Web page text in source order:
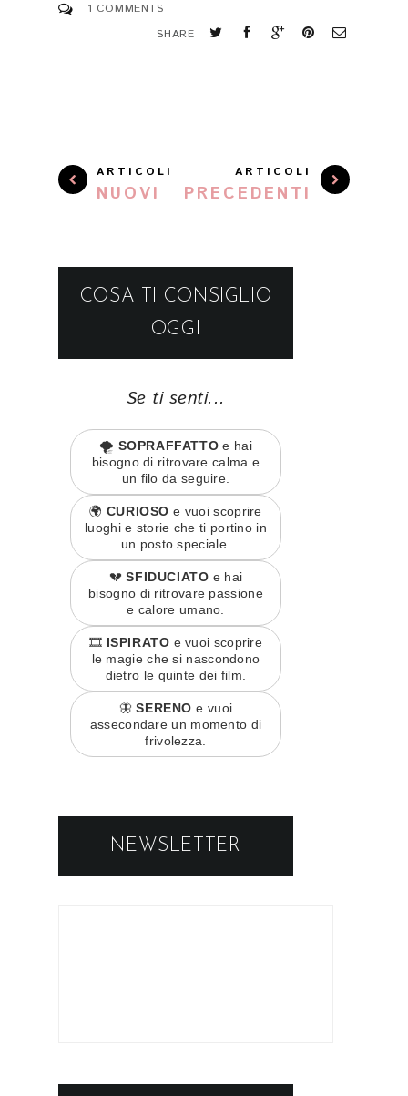
1 COMMENTS
SHARE
ARTICOLI
NUOVI
ARTICOLI
PRECEDENTI
COSA TI CONSIGLIO
OGGI
Se ti senti...
🌪️ SOPRAFFATTO e hai
bisogno di ritrovare calma e
un filo da seguire.
🌍 CURIOSO e vuoi scoprire
luoghi e storie che ti portino in
un posto speciale.
💔SFIDUCIATO e hai
bisogno di ritrovare passione
e calore umano.
🎞️ ISPIRATO e vuoi scoprire
le magie che si nascondono
dietro le quinte dei film.
🦋SERENO e vuoi
assecondare un momento di
frivolezza.
NEWSLETTER